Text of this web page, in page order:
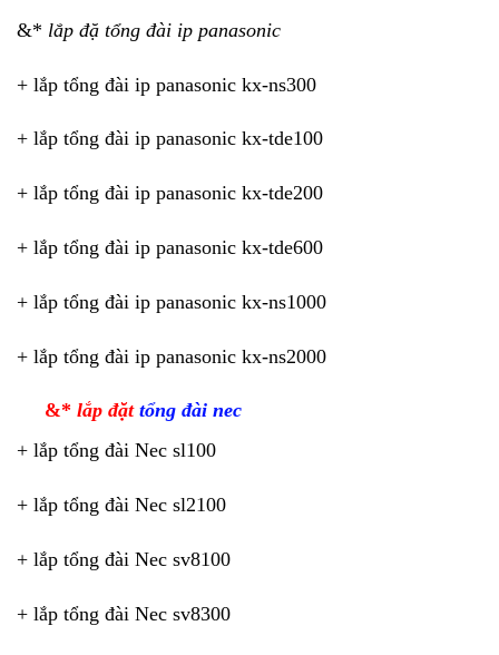
&* lắp đặ tổng đài ip panasonic
+ lắp tổng đài ip panasonic kx-ns300
+ lắp tổng đài ip panasonic kx-tde100
+ lắp tổng đài ip panasonic kx-tde200
+ lắp tổng đài ip panasonic kx-tde600
+ lắp tổng đài ip panasonic kx-ns1000
+ lắp tổng đài ip panasonic kx-ns2000
&* lắp đặt tổng đài nec
+ lắp tổng đài Nec sl100
+ lắp tổng đài Nec sl2100
+ lắp tổng đài Nec sv8100
+ lắp tổng đài Nec sv8300